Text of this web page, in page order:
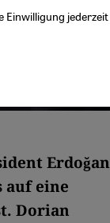
Erdoğan
auf eine
Dorian
Einwilligung jederzeit